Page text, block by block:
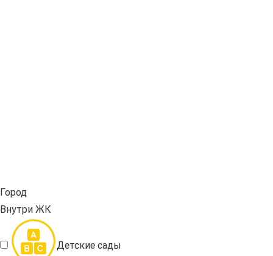
Город
Внутри ЖК
Детские сады